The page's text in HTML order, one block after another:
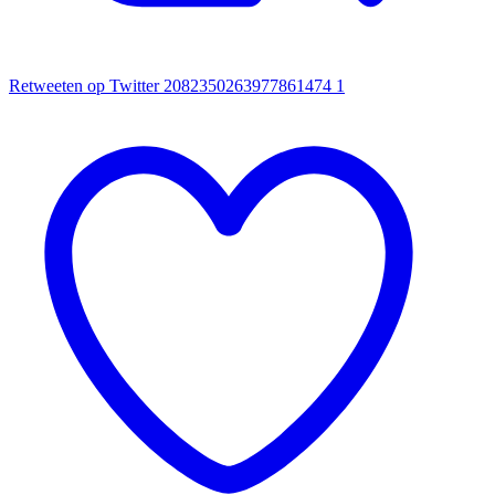
Retweeten op Twitter 2082350263977861474 1